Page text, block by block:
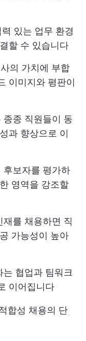
력 있는 업무 환경
할 수 있습니다
의 가치에 부합
이미지와 평판이
종종 직원들이 동
과 향상으로 이
후보자를 평가하
영역을 강조할
재를 채용하면 직
가능성이 높아
는 협업과 팀워크
이어집니다
합성 채용의 단